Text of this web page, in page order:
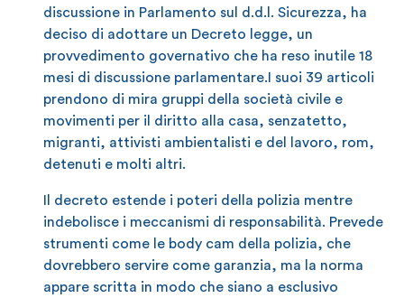
discussione in Parlamento sul d.d.l. Sicurezza, ha
deciso di adottare un Decreto legge, un
provvedimento governativo che ha reso inutile 18
mesi di discussione parlamentare.I suoi 39 articoli
prendono di mira gruppi della società civile e
movimenti per il diritto alla casa, senzatetto,
migranti, attivisti ambientalisti e del lavoro, rom,
detenuti e molti altri.
Il decreto estende i poteri della polizia mentre
indebolisce i meccanismi di responsabilità. Prevede
strumenti come le body cam della polizia, che
dovrebbero servire come garanzia, ma la norma
appare scritta in modo che siano a esclusivo